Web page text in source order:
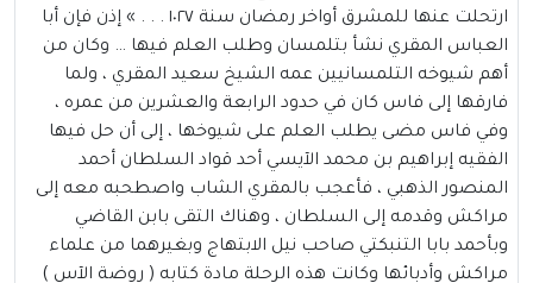
ارتحلت عنها للمشرق أواخر رمضان سنة ١٠٢٧ . . . » إذن فإن أبا
العباس المقري نشأ بتلمسان وطلب العلم فيها … وكان من
أهم شيوخه التلمسانيين عمه الشيخ سعيد المقري ، ولما
فارقها إلى فاس كان في حدود الرابعة والعشرين من عمره ،
وفي فاس مضى يطلب العلم على شيوخها ، إلى أن حل فيها
الفقيه إبراهيم بن محمد الآيسي أحد قواد السلطان أحمد
المنصور الذهبي ، فأعجب بالمقري الشاب واصطحبه معه إلى
مراكش وقدمه إلى السلطان ، وهناك التقى بابن القاضي
وبأحمد بابا التنبكتي صاحب نيل الابتهاج وبغيرهما من علماء
مراكش وأدبائها وكانت هذه الرحلة مادة كتابه ( روضة الآس )